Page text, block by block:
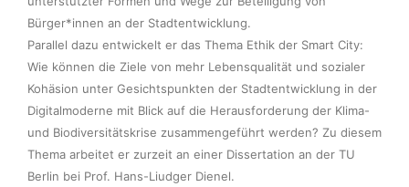
Bürger*innen an der Stadtentwicklung.
Parallel dazu entwickelt er das Thema Ethik der Smart City:
Wie können die Ziele von mehr Lebensqualität und sozialer
Kohäsion unter Gesichtspunkten der Stadtentwicklung in der
Digitalmoderne mit Blick auf die Herausforderung der Klima-
und Biodiversitätskrise zusammengeführt werden? Zu diesem
Thema arbeitet er zurzeit an einer Dissertation an der TU
Berlin bei Prof. Hans-Liudger Dienel.